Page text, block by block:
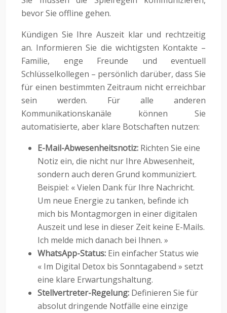
bevor Sie offline gehen.
Kündigen Sie Ihre Auszeit klar und rechtzeitig
an. Informieren Sie die wichtigsten Kontakte –
Familie, enge Freunde und eventuell
Schlüsselkollegen – persönlich darüber, dass Sie
für einen bestimmten Zeitraum nicht erreichbar
sein werden. Für alle anderen
Kommunikationskanäle können Sie
automatisierte, aber klare Botschaften nutzen:
E-Mail-Abwesenheitsnotiz: Richten Sie eine
Notiz ein, die nicht nur Ihre Abwesenheit,
sondern auch deren Grund kommuniziert.
Beispiel: « Vielen Dank für Ihre Nachricht.
Um neue Energie zu tanken, befinde ich
mich bis Montagmorgen in einer digitalen
Auszeit und lese in dieser Zeit keine E-Mails.
Ich melde mich danach bei Ihnen. »
WhatsApp-Status: Ein einfacher Status wie
« Im Digital Detox bis Sonntagabend » setzt
eine klare Erwartungshaltung.
Stellvertreter-Regelung: Definieren Sie für
absolut dringende Notfälle eine einzige